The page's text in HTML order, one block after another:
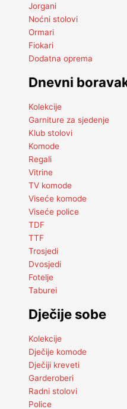
Jorgani
Noćni stolovi
Ormari
Fiokari
Dodatna oprema
Dnevni
Kolekcije
Garniture za sjedenje
Klub stolovi
Komode
Regali
Vitrine
TV komode
Viseće komode
Viseće police
TDF
TTF
Trosjedi
Dvosjedi
Fotelje
Taburei
Dječije sobe
Kolekcije
Dječije komode
Dječiji kreveti
Garderoberi
Radni stolovi
Police